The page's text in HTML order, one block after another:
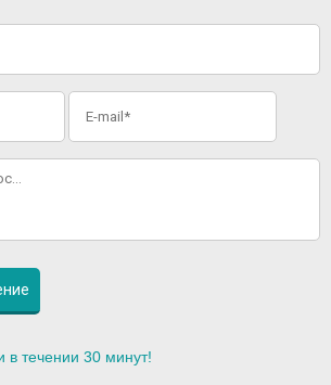
течении 30 минут!